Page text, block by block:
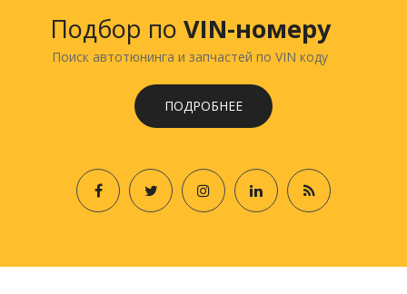
Подбор по VIN-номеру
Поиск автотюнинга и запчастей по VIN коду
ПОДРОБНЕЕ